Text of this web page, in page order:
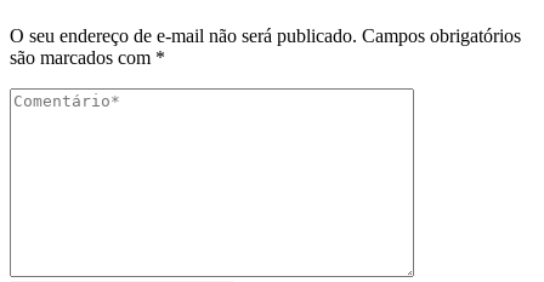
O seu endereço de e-mail não será publicado. Campos obrigatórios
são marcados com *